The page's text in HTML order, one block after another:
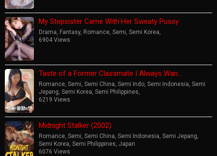
My Stepsister Came With Her Sweaty Pussy
Drama, Fantasy, Romance, Semi, Semi Korea,
6904 Views
Taste of a Former Classmate I Always Wan…
Romance, Semi, Semi China, Semi Indo, Semi Indonesia, Semi
Jepang, Semi Korea, Semi Philippines,
6219 Views
Midnight Stalker (2002)
Romance, Semi, Semi China, Semi Indonesia, Semi Jepang,
Semi Korea, Semi Philippines, Japan
6076 Views